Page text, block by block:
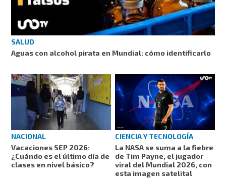
SALUD
Aguas con alcohol pirata en Mundial: cómo identificarlo
NACIONAL
Vacaciones SEP 2026:
¿Cuándo es el último día de
clases en nivel básico?
CIENCIA Y TECNOLOGÍA
La NASA se suma a la fiebre
de Tim Payne, el jugador
viral del Mundial 2026, con
esta imagen satelital